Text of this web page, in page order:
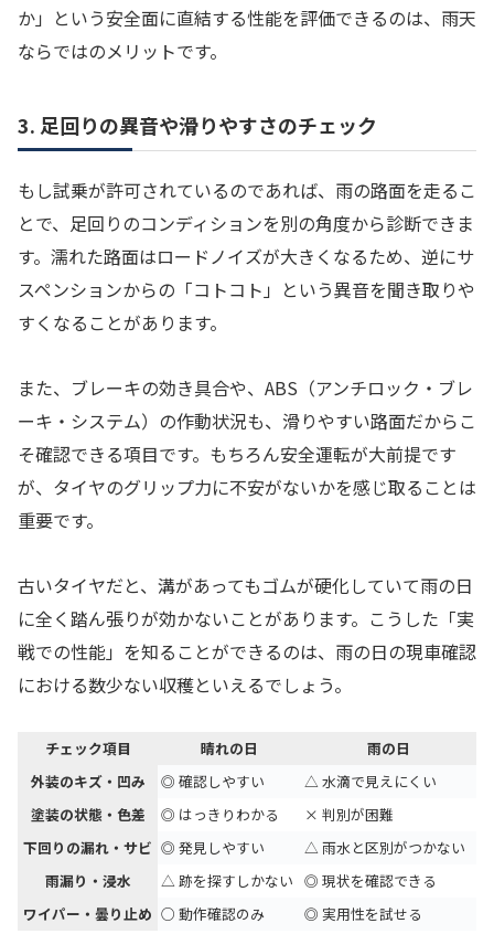
か」という安全面に直結する性能を評価できるのは、雨天
ならではのメリットです。
3. 足回りの異音や滑りやすさのチェック
もし試乗が許可されているのであれば、雨の路面を走るこ
とで、足回りのコンディションを別の角度から診断できま
す。濡れた路面はロードノイズが大きくなるため、逆にサ
スペンションからの「コトコト」という異音を聞き取りや
すくなることがあります。
また、ブレーキの効き具合や、ABS（アンチロック・ブレ
ーキ・システム）の作動状況も、滑りやすい路面だからこ
そ確認できる項目です。もちろん安全運転が大前提です
が、タイヤのグリップ力に不安がないかを感じ取ることは
重要です。
古いタイヤだと、溝があってもゴムが硬化していて雨の日
に全く踏ん張りが効かないことがあります。こうした「実
戦での性能」を知ることができるのは、雨の日の現車確認
における数少ない収穫といえるでしょう。
チェック項目 晴れの日
雨の日
外装のキズ・凹み
◎ 確認しやすい
△ 水滴で見えにくい
塗装の状態・色差
◎ はっきりわかる
× 判別が困難
下回りの漏れ・サビ ◎ 発見しやすい
△ 雨水と区別がつかない
雨漏り・浸水
△ 跡を探すしかない ◎ 現状を確認できる
ワイパー・曇り止め ○ 動作確認のみ ◎ 実用性を試せる